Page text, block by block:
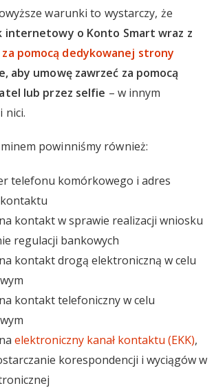
warunki to wystarczy, że
internetowy o Konto Smart wraz z
za pomocą dedykowanej strony
aby umowę zawrzeć za pomocą
lub przez selfie – w innym
nici.
powinniśmy również:
telefonu komórkowego i adres
kontakt w sprawie realizacji wniosku
regulacji bankowych
kontakt drogą elektroniczną w celu
kontakt telefoniczny w celu
elektroniczny kanał kontaktu (EKK),
korespondencji i wyciągów w